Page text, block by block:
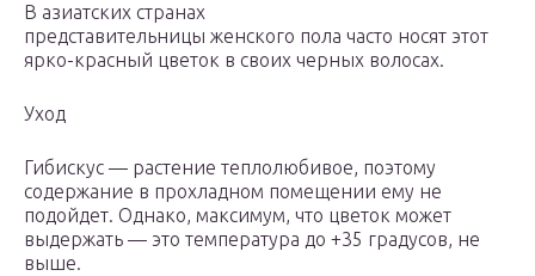
В азиатских странах
представительницы женского пола часто носят этот
ярко-красный цветок в своих черных волосах.
Уход
Гибискус — растение теплолюбивое, поэтому
содержание в прохладном помещении ему не
подойдет. Однако, максимум, что цветок может
выдержать — это температура до +35 градусов, не
выше.